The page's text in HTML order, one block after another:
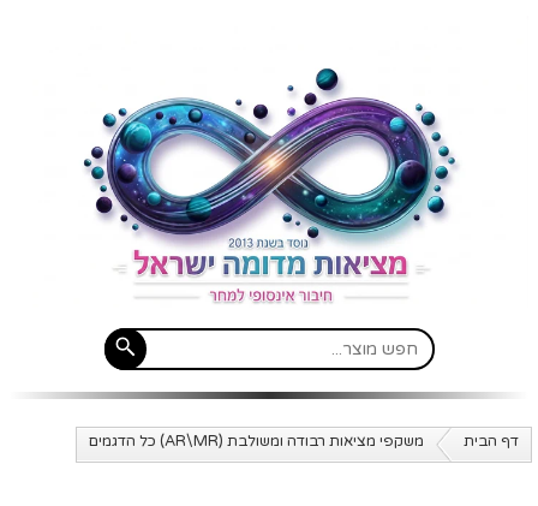
דף הבית משקפי מציאות רבודה ומשולבת (AR\MR) כל הדגמים